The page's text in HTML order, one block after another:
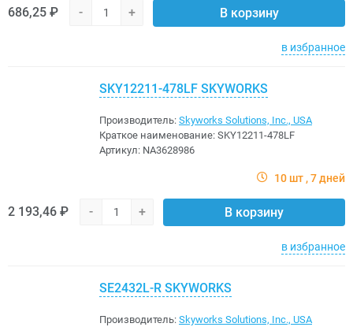
686,25 ₽ - + В корзину
в избранное
SKY12211-478LF SKYWORKS
Производитель: Skyworks Solutions, Inc., USA
Краткое наименование: SKY12211-478LF
Артикул: NA3628986
10 шт 7 дней
2 193,46 ₽ - + В корзину
в избранное
SE2432L-R SKYWORKS
Производитель: Skyworks Solutions, Inc., USA